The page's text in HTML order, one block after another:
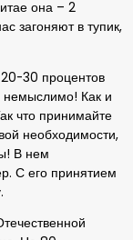
она – 2
загоняют в тупик,
30 процентов
немыслимо! Как и
что принимайте
необходимости,
В нем
С его принятием